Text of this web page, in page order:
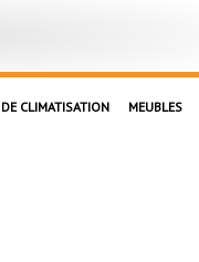
CLIMATISATION MEUBLES